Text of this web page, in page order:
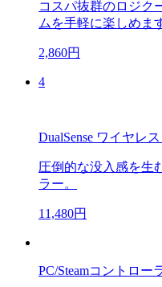
コスパ抜群のロジク
ムを手軽に楽しめま
2,860円
4
DualSense ワイヤレ
圧倒的な没入感を生
ラー。
11,480円
PC/Steamコントロー